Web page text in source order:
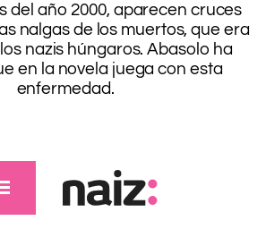
del año 2000, aparecen cruces
nalgas de los muertos, que era
nazis húngaros. Abasolo ha
en la novela juega con esta
enfermedad.